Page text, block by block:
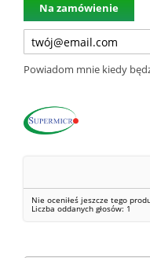
Na zamówienie
Powiadom mnie kiedy
Nie oceniłeś jeszcze tego
Liczba oddanych głosów: 1